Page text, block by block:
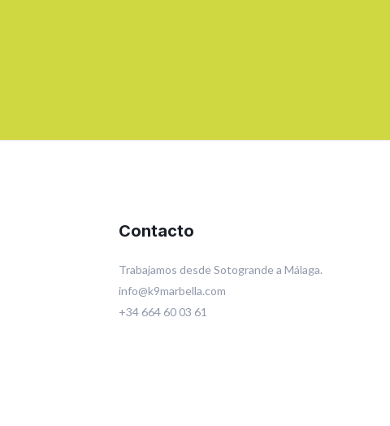
Contacto
Trabajamos desde Sotogrande a Málaga.
info@k9marbella.com
+34 664 60 03 61